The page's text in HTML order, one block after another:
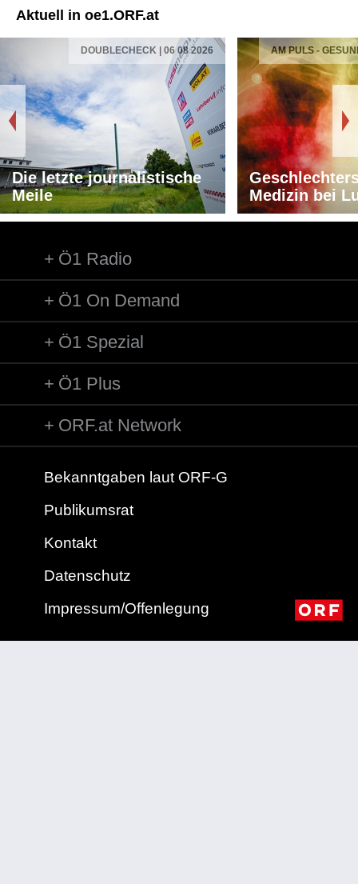
Aktuell in oe1.ORF.at
DOUBLECHECK | 06 08 2026
Die letzte journalistische
Meile
AM PULS -
Medizin bei
Ö1 Radio
Ö1 On Demand
Ö1 Spezial
Ö1 Plus
ORF.at Network
Bekanntgaben laut ORF-G
Publikumsrat
Kontakt
Datenschutz
Impressum/Offenlegung